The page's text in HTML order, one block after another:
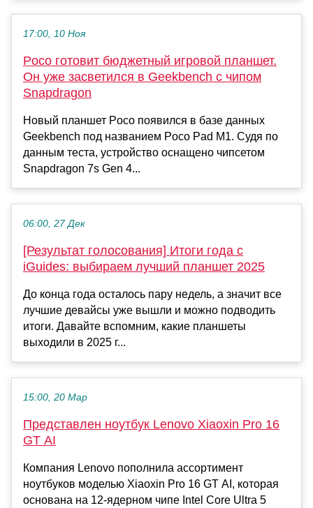
17:00, 10 Ноя
Poco готовит бюджетный игровой планшет.
Он уже засветился в Geekbench с чипом
Snapdragon
Новый планшет Poco появился в базе данных
Geekbench под названием Poco Pad M1. Судя по
данным теста, устройство оснащено чипсетом
Snapdragon 7s Gen 4...
06:00, 27 Дек
[Результат голосования] Итоги года с
iGuides: выбираем лучший планшет 2025
До конца года осталось пару недель, а значит все
лучшие девайсы уже вышли и можно подводить
итоги. Давайте вспомним, какие планшеты
выходили в 2025 г...
15:00, 20 Мар
Представлен ноутбук Lenovo Xiaoxin Pro 16
GT AI
Компания Lenovo пополнила ассортимент
ноутбуков моделью Xiaoxin Pro 16 GT AI, которая
основана на 12-ядерном чипе Intel Core Ultra 5